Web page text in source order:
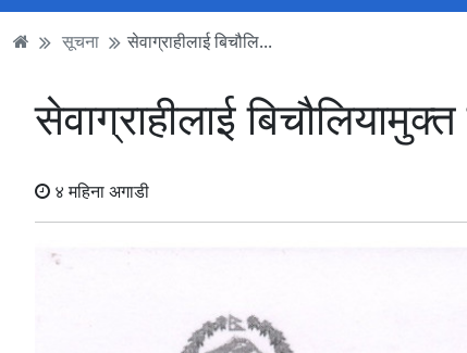
सूचना सेवाग्राहीलाई बिचौलि...
सेवाग्राहीलाई
४ महिना अगाडी